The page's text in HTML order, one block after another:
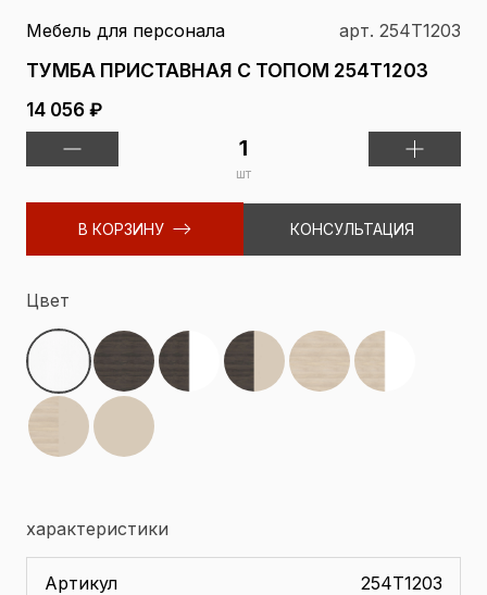
Мебель для персонала арт. 254Т1203
ТУМБА ПРИСТАВНАЯ С ТОПОМ 254Т1203
14 056 ₽
шт
В КОРЗИНУ КОНСУЛЬТАЦИЯ
Цвет
характеристики
Артикул 254Т1203